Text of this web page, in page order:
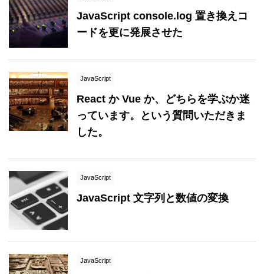
JavaScript console.log 置き換えコ
ードを更に発展させた
JavaScript
React か Vue か、どちらを学ぶか迷
っています。という質問いただきま
した。
JavaScript
JavaScript 文字列と数値の変換
JavaScript